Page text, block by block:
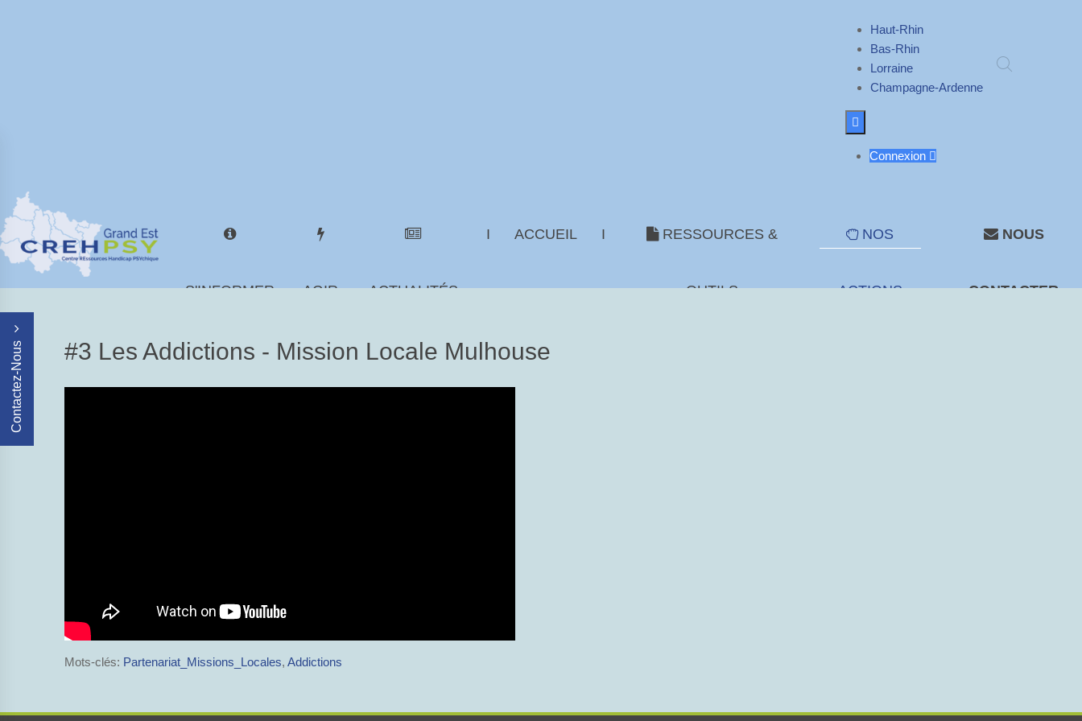
Haut-Rhin
Bas-Rhin
Lorraine
Champagne-Ardenne

Connexion 
S'INFORMER AGIR ACTUALITÉS
I ACCUEIL I RESSOURCES &
OUTILS
NOS
ACTIONS
NOUS
CONTACTER
Contactez-Nous #3 Les Addictions - Mission Locale Mulhouse
Mots-clés: Partenariat_Missions_Locales, Addictions